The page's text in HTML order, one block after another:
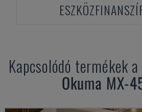
Kapcsolódó termékek
Okuma MX-